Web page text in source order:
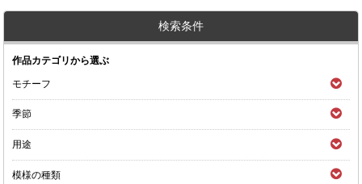
検索条件
作品カテゴリから選ぶ
モチーフ
季節
用途
模様の種類